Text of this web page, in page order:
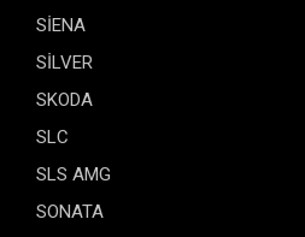
SİENA
SİLVER
SKODA
SLC
SLS AMG
SONATA